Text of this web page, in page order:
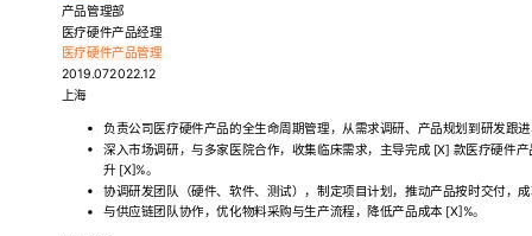
产品管理部
医疗硬件产品经理
医疗硬件产品管理
2019.072022.12
上海
负责公司医疗硬件产品的全生命周期管理，从需求调研、产品规划到研发跟
深入市场调研，与多家医院合作，收集临床需求，主导完成 [X] 款医疗硬件
升 [X]%。
协调研发团队（硬件、软件、测试），制定项目计划，推动产品按时交付，
与供应链团队协作，优化物料采购与生产流程，降低产品成本 [X]%。